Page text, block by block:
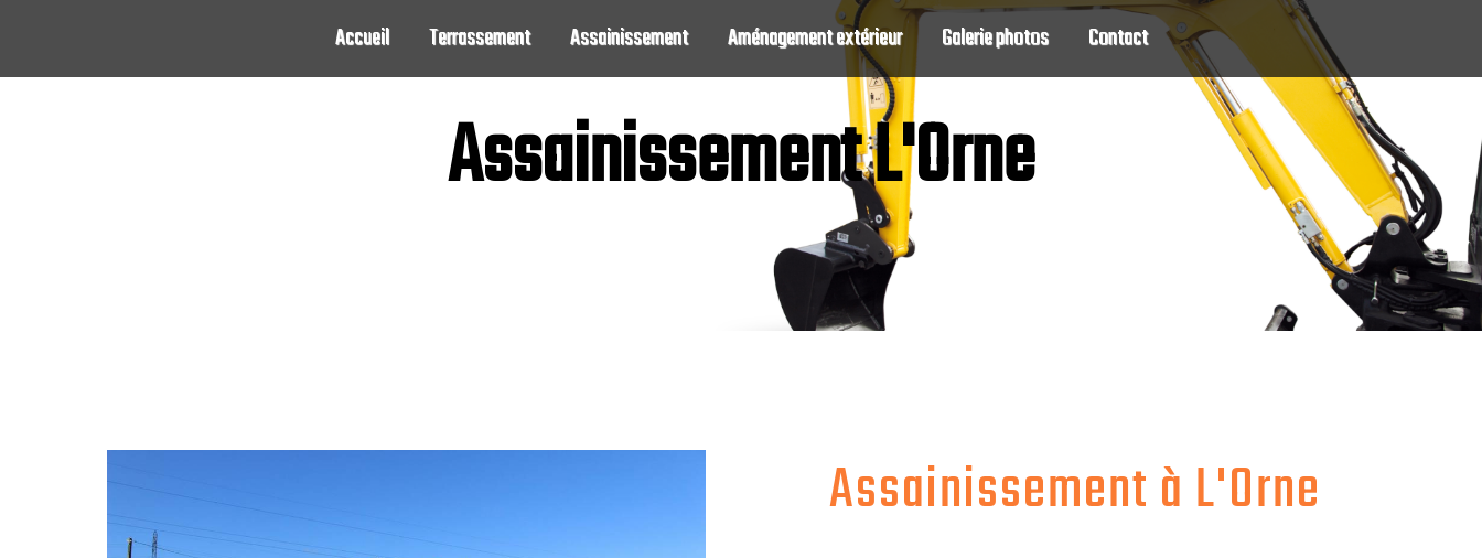
Accueil Terrassement Assainissement Aménagement extérieur Galerie photos Contact
Assainissement L'Orne
Assainissement à L'Orne